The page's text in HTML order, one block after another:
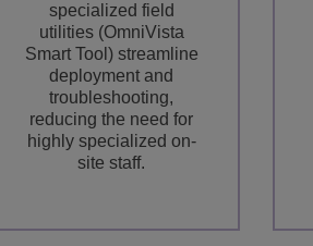
specialized field
utilities (OmniVista
Smart Tool) streamline
deployment and
troubleshooting,
reducing the need for
highly specialized on-
site staff.